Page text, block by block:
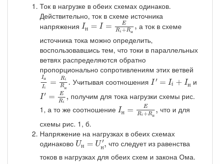
Ток в нагрузке в обеих схемах одинаков.
Действительно, ток в схеме источника
напряжения Iн = I =
E
Ri+Rн
,
Iн=I=ERi+Rн ,
а ток в схеме
источника тока можно определить,
воспользовавшись тем, что токи в параллельных
ветвях распределяются обратно
пропорционально сопротивлениям этих ветвей
Iн
Ii
= Ri
Rн
.
IнIi=RiRн.
Учитывая соотношения I ′ = Ii + Iн
I′= Iн и
I ′ =
E
Ri
,
I′= i,
получим для тока нагрузки схемы рис.
1, а то же соотношение Iн =
E
Ri+Rн
,
Iн Ri+
что и для
схемы рис. 1, б.
Напряжение на нагрузках в обеих схемах
одинаково Uн = U ′
н,
Uн= Uн′, что следует из равенства
токов в нагрузках для обеих схем и закона Ома.